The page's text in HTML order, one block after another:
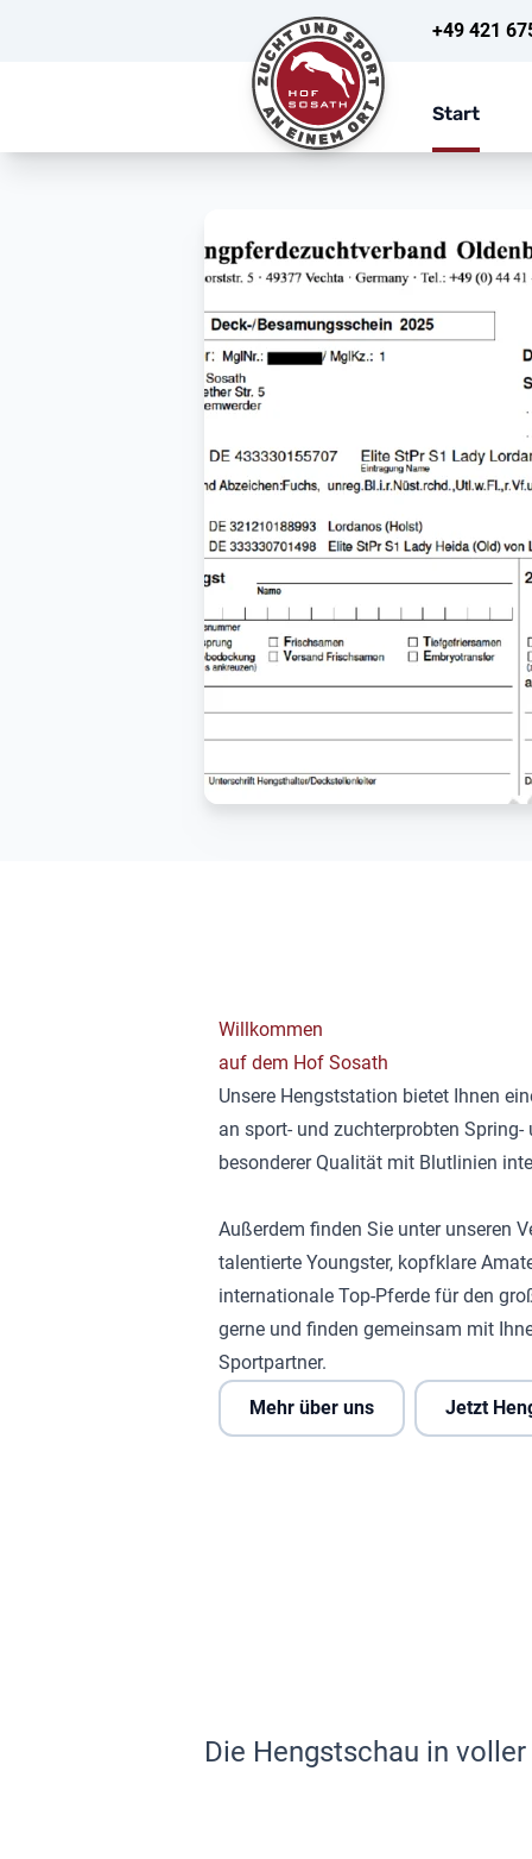
+49 421
Start
Willkommen
auf dem Hof Sosath
Unsere Hengststation bietet Ihnen
an sport- und zuchterprobten Spring-
besonderer Qualität mit Blutlinien
Außerdem finden Sie unter unseren
talentierte Youngster, kopfklare
internationale Top-Pferde für den
gerne und finden gemeinsam mit
Sportpartner.
Mehr über uns
Jetzt
Die Hengstschau in voller